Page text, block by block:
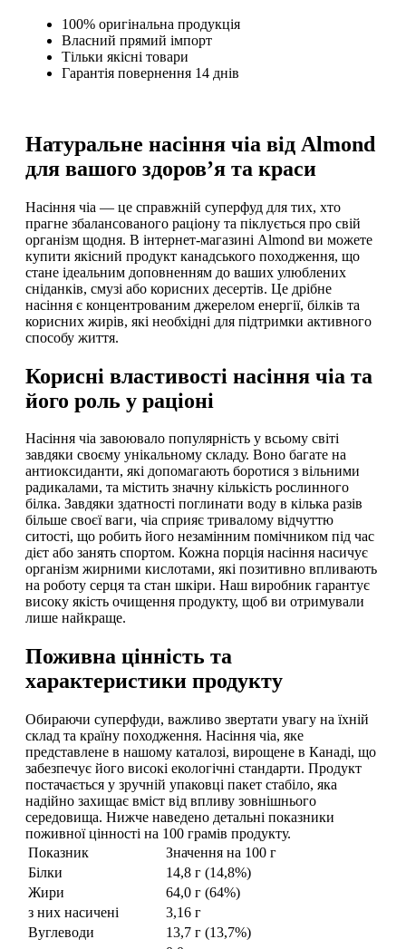
100% оригінальна продукція
Власний прямий імпорт
Тільки якісні товари
Гарантія повернення 14 днів
Натуральне насіння чіа від Almond
для вашого здоров’я та краси
Насіння чіа — це справжній суперфуд для тих, хто
прагне збалансованого раціону та піклується про свій
організм щодня. В інтернет-магазині Almond ви можете
купити якісний продукт канадського походження, що
стане ідеальним доповненням до ваших улюблених
сніданків, смузі або корисних десертів. Це дрібне
насіння є концентрованим джерелом енергії, білків та
корисних жирів, які необхідні для підтримки активного
способу життя.
Корисні властивості насіння чіа та
його роль у раціоні
Насіння чіа завоювало популярність у всьому світі
завдяки своєму унікальному складу. Воно багате на
антиоксиданти, які допомагають боротися з вільними
радикалами, та містить значну кількість рослинного
білка. Завдяки здатності поглинати воду в кілька разів
більше своєї ваги, чіа сприяє тривалому відчуттю
ситості, що робить його незамінним помічником під час
дієт або занять спортом. Кожна порція насіння насичує
організм жирними кислотами, які позитивно впливають
на роботу серця та стан шкіри. Наш виробник гарантує
високу якість очищення продукту, щоб ви отримували
лише найкраще.
Поживна цінність та
характеристики продукту
Обираючи суперфуди, важливо звертати увагу на їхній
склад та країну походження. Насіння чіа, яке
представлене в нашому каталозі, вирощене в Канаді, що
забезпечує його високі екологічні стандарти. Продукт
постачається у зручній упаковці пакет стабіло, яка
надійно захищає вміст від впливу зовнішнього
середовища. Нижче наведено детальні показники
поживної цінності на 100 грамів продукту.
Показник
Значення на 100 г
Білки
14,8 г (14,8%)
Жири
64,0 г (64%)
з них насичені
3,16 г
Вуглеводи
13,7 г (13,7%)